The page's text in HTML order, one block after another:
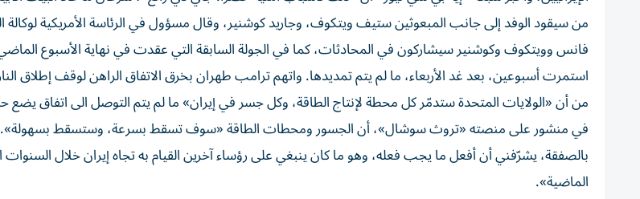
من سيقود الوفد إلى جانب المبعوثين ستيف ويتكوف، وجاريد كوشنير، وقال مسؤول في الرئاسة الأمريكية لوكالة
فانس وويتكوف وكوشنير سيشاركون في المحادثات، كما في الجولة السابقة التي عقدت في نهاية الأسبوع
استمرت أسبوعين، بعد غد الأربعاء، ما لم يتم تمديدها. واتهم ترامب طهران بخرق الاتفاق الراهن لوقف إطلاق
من أن «الولايات المتحدة ستدمّر كل محطة لإنتاج الطاقة، وكل جسر في إيران» ما لم يتم التوصل الى اتفاق يضع
في منشور على منصته «تروث سوشال»، أن الجسور ومحطات الطاقة «سوف تسقط بسرعة، وستسقط بسهولة».
بالصفقة، يشرّفني أن أفعل ما يجب فعله، وهو ما كان ينبغي على رؤساء آخرين القيام به تجاه إيران خلال السنوات
الماضية».